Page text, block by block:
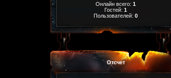
Онлайн всего: 1
Гостей: 1
Пользователей: 0
Отсчет